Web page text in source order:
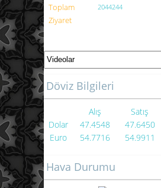
Toplam
Ziyaret
2044244
Döviz Bilgileri
Alış
Satış
Dolar
47.4548
47.6450
Euro
54.7716 54.9911
Hava Durumu